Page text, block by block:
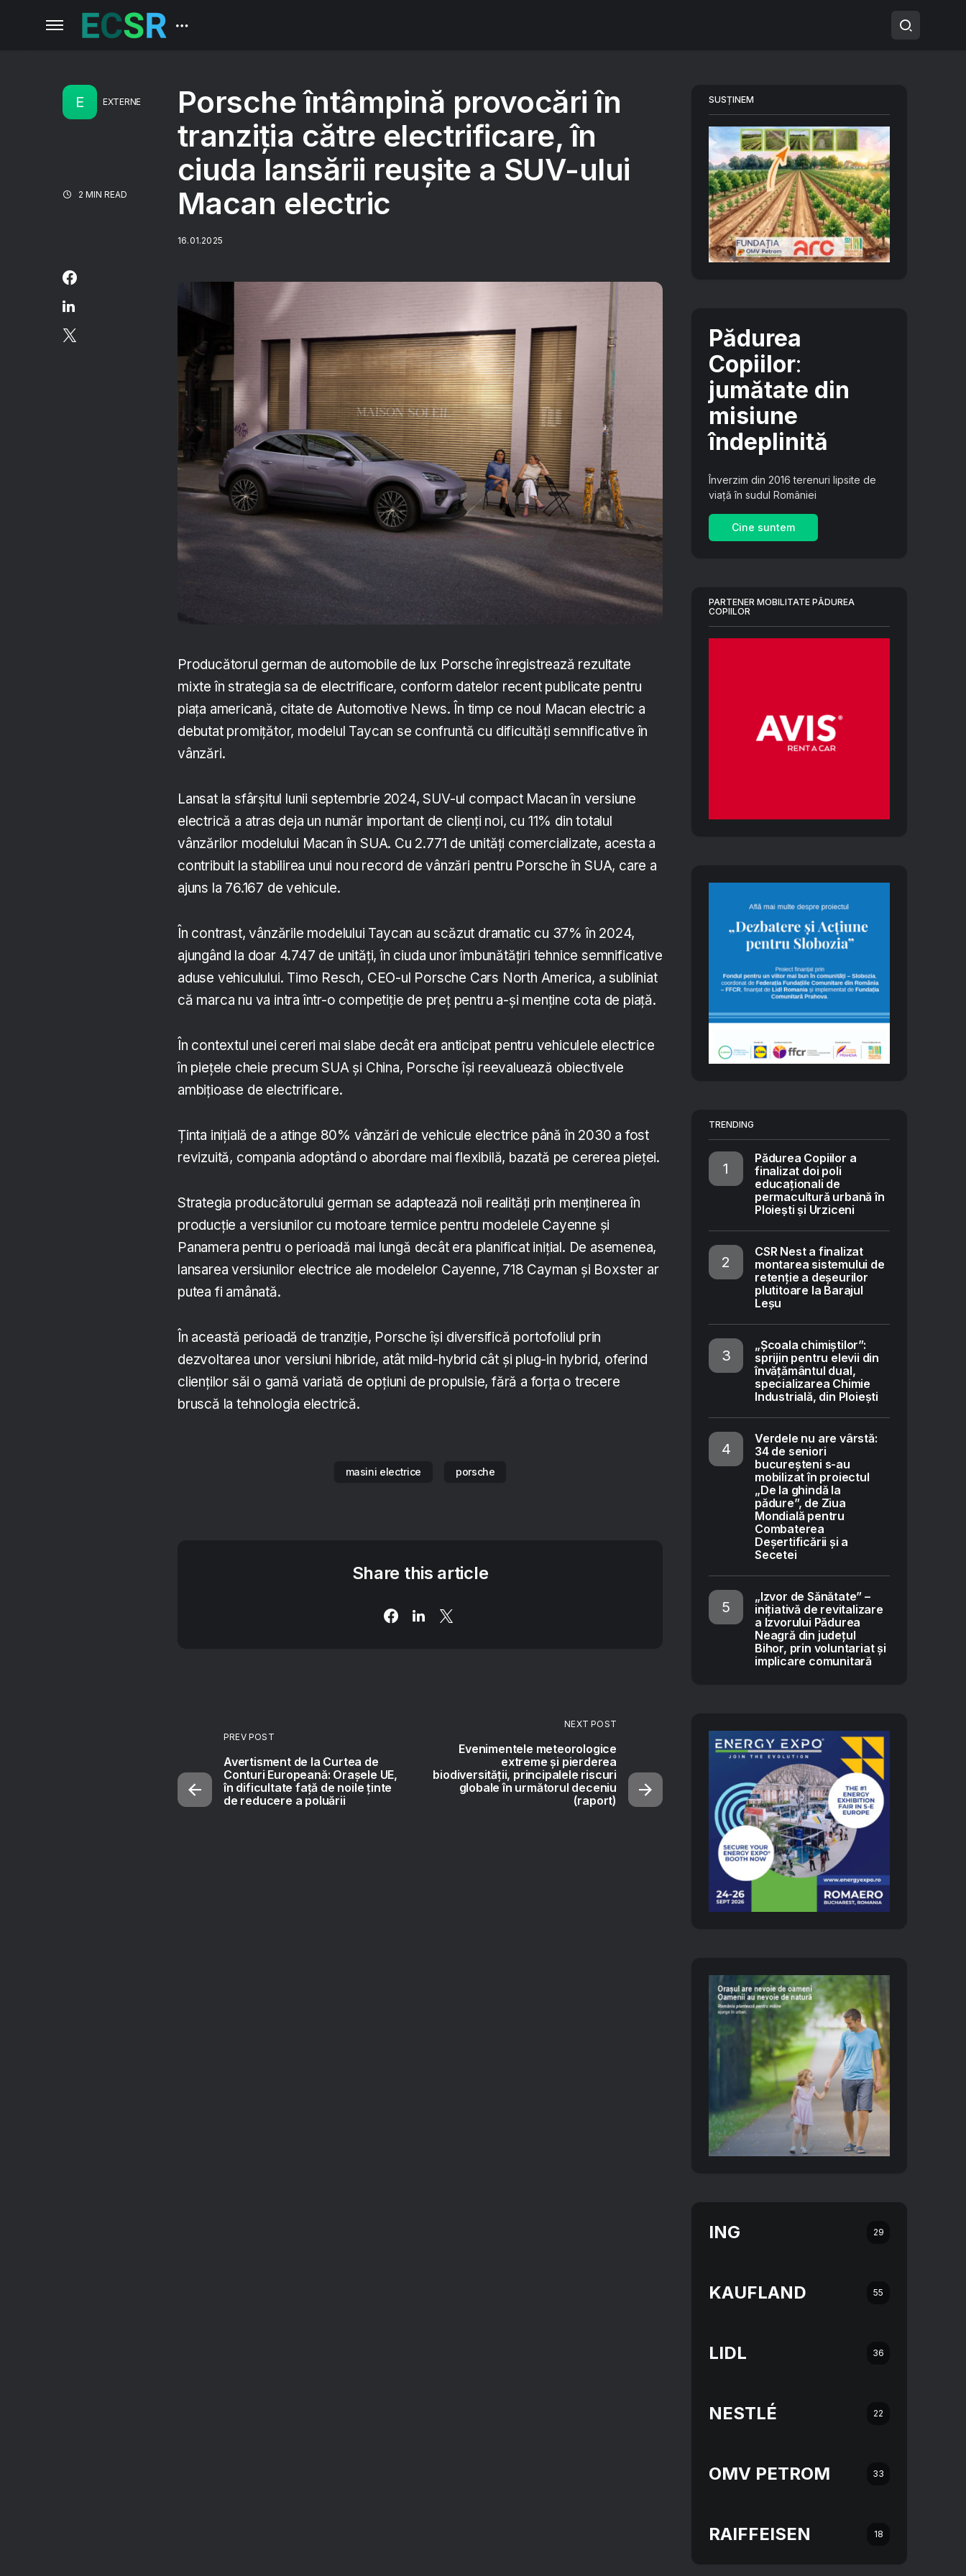
E EXTERNE
2 MIN READ
Porsche întâmpină provocări în
tranziția către electrificare, în
ciuda lansării reușite a SUV-ului
Macan electric
16.01.2025
Producătorul german de automobile de lux Porsche înregistrează rezultate
mixte în strategia sa de electrificare, conform datelor recent publicate pentru
piața americană, citate de Automotive News. În timp ce noul Macan electric a
debutat promițător, modelul Taycan se confruntă cu dificultăți semnificative în
vânzări.
Lansat la sfârșitul lunii septembrie 2024, SUV-ul compact Macan în versiune
electrică a atras deja un număr important de clienți noi, cu 11% din totalul
vânzărilor modelului Macan în SUA. Cu 2.771 de unități comercializate, acesta a
contribuit la stabilirea unui nou record de vânzări pentru Porsche în SUA, care a
ajuns la 76.167 de vehicule.
În contrast, vânzările modelului Taycan au scăzut dramatic cu 37% în 2024,
ajungând la doar 4.747 de unități, în ciuda unor îmbunătățiri tehnice semnificative
aduse vehiculului. Timo Resch, CEO-ul Porsche Cars North America, a subliniat
că marca nu va intra într-o competiție de preț pentru a-și menține cota de piață.
În contextul unei cereri mai slabe decât era anticipat pentru vehiculele electrice
în piețele cheie precum SUA și China, Porsche își reevaluează obiectivele
ambițioase de electrificare.
Ținta inițială de a atinge 80% vânzări de vehicule electrice până în 2030 a fost
revizuită, compania adoptând o abordare mai flexibilă, bazată pe cererea pieței.
Strategia producătorului german se adaptează noii realități prin menținerea în
producție a versiunilor cu motoare termice pentru modelele Cayenne și
Panamera pentru o perioadă mai lungă decât era planificat inițial. De asemenea,
lansarea versiunilor electrice ale modelelor Cayenne, 718 Cayman și Boxster ar
putea fi amânată.
În această perioadă de tranziție, Porsche își diversifică portofoliul prin
dezvoltarea unor versiuni hibride, atât mild-hybrid cât și plug-in hybrid, oferind
clienților săi o gamă variată de opțiuni de propulsie, fără a forța o trecere
bruscă la tehnologia electrică.
masini electrice porsche
Share this article
PREV POST
Avertisment de la Curtea de
Conturi Europeană: Orașele UE,
în dificultate față de noile ținte
de reducere a poluării
NEXT POST
Evenimentele meteorologice
extreme și pierderea
biodiversității, principalele riscuri
globale în următorul deceniu
(raport)
SUSȚINEM
Pădurea
Copiilor:
jumătate din
misiune
îndeplinită
Înverzim din 2016 terenuri lipsite de
viață în sudul României
Cine suntem
PARTENER MOBILITATE PĂDUREA
COPIILOR
TRENDING
Pădurea Copiilor a
finalizat doi poli
educaționali de
permacultură urbană în
Ploiești și Urziceni
CSR Nest a finalizat
montarea sistemului de
retenție a deșeurilor
plutitoare la Barajul
Leșu
„Școala chimiștilor”:
sprijin pentru elevii din
învățământul dual,
specializarea Chimie
Industrială, din Ploiești
Verdele nu are vârstă:
34 de seniori
bucureșteni s-au
mobilizat în proiectul
„De la ghindă la
pădure”, de Ziua
Mondială pentru
Combaterea
Deșertificării și a
Secetei
„Izvor de Sănătate” –
inițiativă de revitalizare
a Izvorului Pădurea
Neagră din județul
Bihor, prin voluntariat și
implicare comunitară
ING 29
KAUFLAND 55
LIDL 36
NESTLÉ 22
OMV PETROM 33
RAIFFEISEN 18